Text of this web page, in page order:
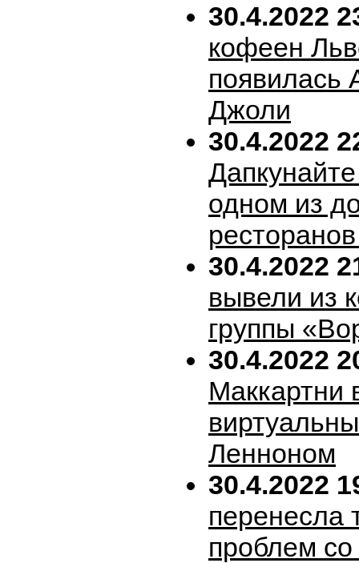
30.4.2022
кофеен
появилась
Джоли
30.4.2022
одном из
30.4.2022
вывели из
группы
30.4.2022
Маккартни
Ленноном
30.4.2022
перенесла
проблем